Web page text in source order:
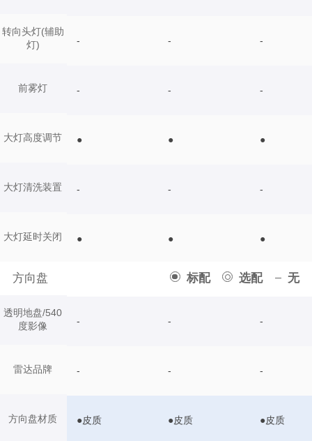
转向头灯(辅助
灯)
前雾灯
大灯高度调节
大灯清洗装置
大灯延时关闭
方向盘 标配 选配 无
透明地盘/540
度影像
雷达品牌
方向盘材质
- - -
- - -
● ● ●
- - -
● ● ●
- - -
- - -
●皮质 ●皮质 ●皮质